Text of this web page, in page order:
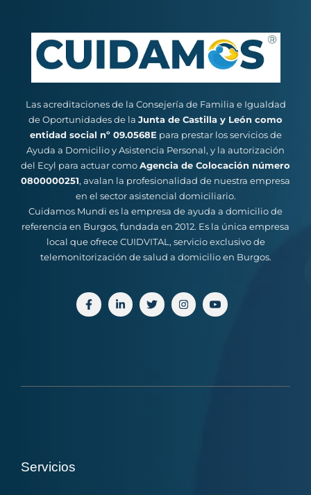
Las acreditaciones de la Consejería de Familia e Igualdad
de Oportunidades de la Junta de Castilla y León como
entidad social nº 09.0568E para prestar los servicios de
Ayuda a Domicilio y Asistencia Personal, y la autorización
del Ecyl para actuar comoAgencia de Colocación número
0800000251, avalan la profesionalidad de nuestra empresa
en el sector asistencial domiciliario.
Cuidamos Mundi es la empresa de ayuda a domicilio de
referencia en Burgos, fundada en 2012. Es la única empresa
local que ofrece CUIDVITAL, servicio exclusivo de
telemonitorización de salud a domicilio en Burgos.
Servicios